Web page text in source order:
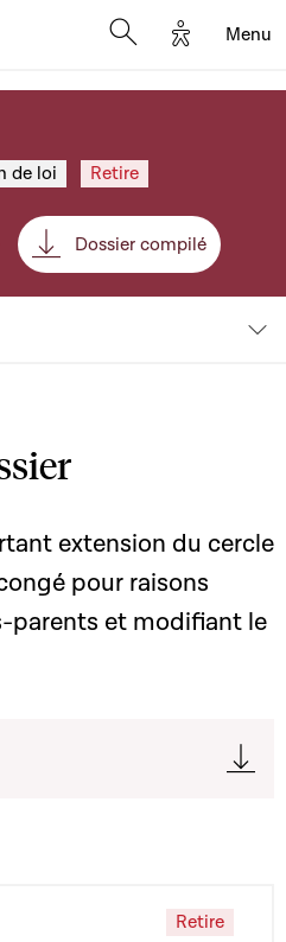
Options
Menu
de loi Retire
Dossier compilé
extension du cercle
pour raisons
parents et modifiant le
Retire